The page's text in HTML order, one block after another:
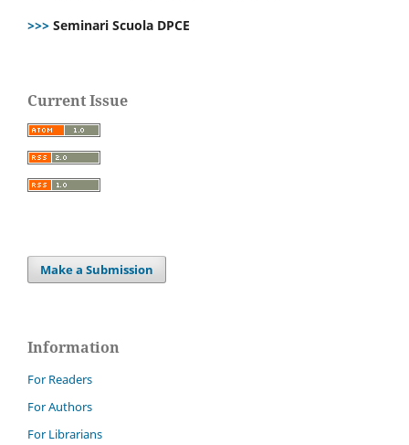
>>> Seminari Scuola DPCE
Current Issue
Make a Submission
Information
For Readers
For Authors
For Librarians